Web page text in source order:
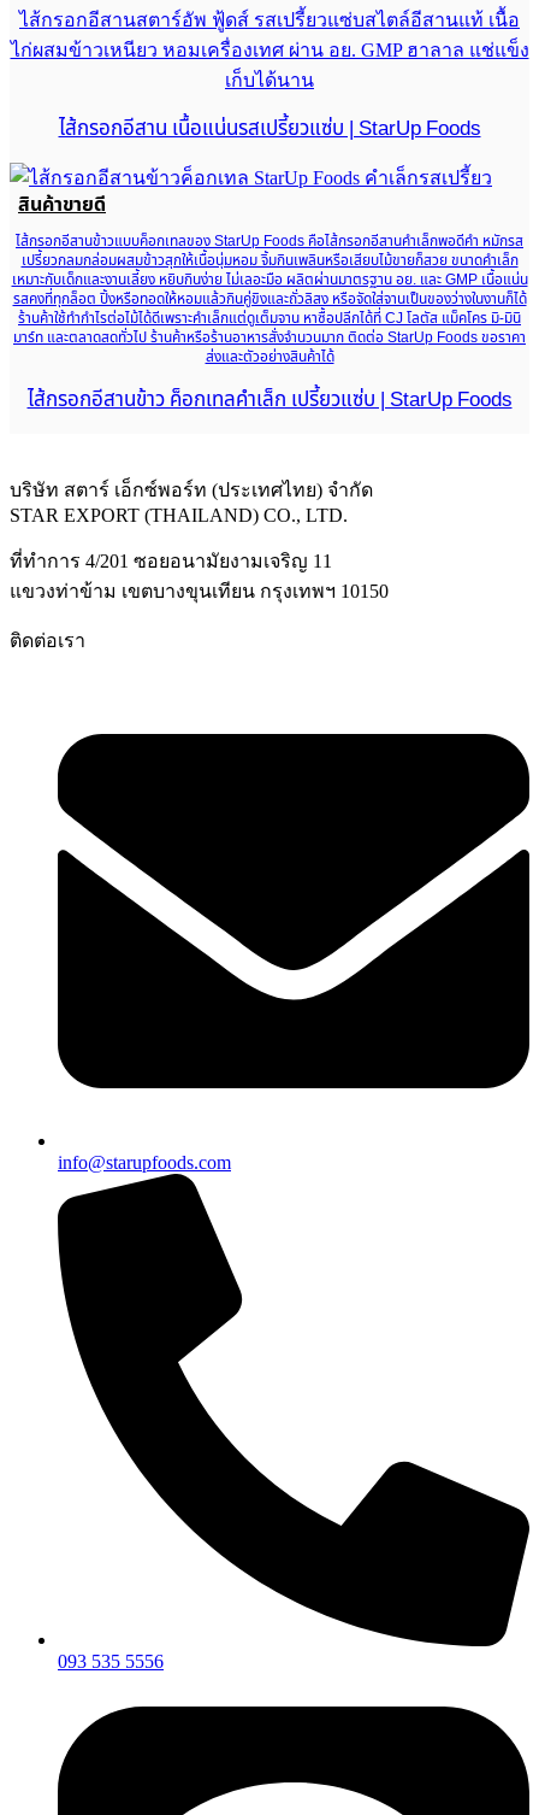
ไส้กรอกอีสานสตาร์อัพ ฟู้ดส์ รสเปรี้ยวแซ่บสไตล์อีสานแท้ เนื้อ
ไก่ผสมข้าวเหนียว หอมเครื่องเทศ ผ่าน อย. GMP ฮาลาล แช่แข็ง
เก็บได้นาน
ไส้กรอกอีสาน เนื้อแน่นรสเปรี้ยวแซ่บ | StarUp Foods
สินค้าขายดี
ไส้กรอกอีสานข้าวแบบค็อกเทลของ StarUp Foods คือไส้กรอกอีสานคำเล็กพอดีคำ หมักรส
เปรี้ยวกลมกล่อมผสมข้าวสุกให้เนื้อนุ่มหอม จิ้มกินเพลินหรือเสียบไม้ขายก็สวย ขนาดคำเล็ก
เหมาะกับเด็กและงานเลี้ยง หยิบกินง่าย ไม่เลอะมือ ผลิตผ่านมาตรฐาน อย. และ GMP เนื้อแน่น
รสคงที่ทุกล็อต ปิ้งหรือทอดให้หอมแล้วกินคู่ขิงและถั่วลิสง หรือจัดใส่จานเป็นของว่างในงานก็ได้
ร้านค้าใช้ทำกำไรต่อไม้ได้ดีเพราะคำเล็กแต่ดูเต็มจาน หาซื้อปลีกได้ที่ CJ โลตัส แม็คโคร มิ-มินิ
มาร์ท และตลาดสดทั่วไป ร้านค้าหรือร้านอาหารสั่งจำนวนมาก ติดต่อ StarUp Foods ขอราคา
ส่งและตัวอย่างสินค้าได้
ไส้กรอกอีสานข้าว ค็อกเทลคำเล็ก เปรี้ยวแซ่บ | StarUp Foods
บริษัท สตาร์ เอ็กซ์พอร์ท (ประเทศไทย) จำกัด
STAR EXPORT (THAILAND) CO., LTD.
ที่ทำการ 4/201 ซอยอนามัยงามเจริญ 11
แขวงท่าข้าม เขตบางขุนเทียน กรุงเทพฯ 10150
ติดต่อเรา
info@starupfoods.com
093 535 5556